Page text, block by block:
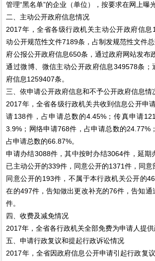
管理“黑名单”的企业（单位），按要求在网上曝光
二、主动公开政府信息情况
2017年，全省各级行政机关主动公开政府信息
动公开规范性文件7189条，占制发规范性文件
府公报公开政府信息650条，通过政府网站发布
通过微博、微信主动公开政府信息349578条；
府信息1259407条。
三、依申请公开政府信息和不予公开政府信息情
2017年，全省各级行政机关共收到信息公开申
请138件，占申请总数的4.45%；传真申请
3.9%；网络申请768件，占申请总数的24.77%
占申请总数的66.87%。
申请办结3088件，其中按时办结3064件，延期
已主动公开的339件，同意公开的1371件，同
同意公开的193件，不属于本行政机关公开的
在的497件，告知做出更改补充的76件，告知通
件。
四、收费及减免情况
2017年，全省各行政机关全部免费为申请人提供
五、申请行政复议和提起行政诉讼情况
2017年，全省因政府信息公开申请引起行政复